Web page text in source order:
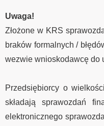
Uwaga!
Złożone w KRS
braków formalnych /
wezwie wnioskodawcę do
Przedsiębiorcy o
składają sprawozdań
elektronicznego